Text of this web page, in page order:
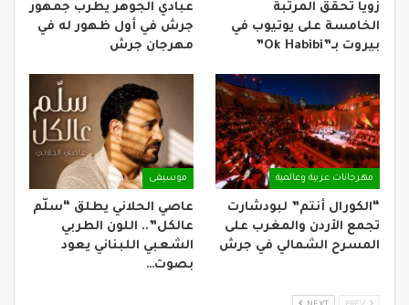
زويا تحقّق المرتبة
الخامسة على يوتيوب في
بيروت بـ”Ok Habibi”
عبادي الجوهر يطرب جمهور
جرش في أول ظهور له في
مهرجان جرش
مهرجانات عربية وعالمية
“الكورال أنتم” لبودشارت
تجمع الأردن والمغرب على
المسرح الشمالي في جرش
موسيقى
عاصي الحلاني يطلق “سلّم
عالكل”.. اللون الطربي
الشعبي اللبناني يعود
بصوت…